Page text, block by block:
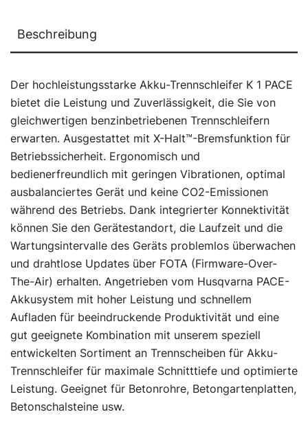
Beschreibung
Der hochleistungsstarke Akku-Trennschleifer K 1 PACE
bietet die Leistung und Zuverlässigkeit, die Sie von
gleichwertigen benzinbetriebenen Trennschleifern
erwarten. Ausgestattet mit X-Halt™-Bremsfunktion für
Betriebssicherheit. Ergonomisch und
bedienerfreundlich mit geringen Vibrationen, optimal
ausbalanciertes Gerät und keine CO2-Emissionen
während des Betriebs. Dank integrierter Konnektivität
können Sie den Gerätestandort, die Laufzeit und die
Wartungsintervalle des Geräts problemlos überwachen
und drahtlose Updates über FOTA (Firmware-Over-
The-Air) erhalten. Angetrieben vom Husqvarna PACE-
Akkusystem mit hoher Leistung und schnellem
Aufladen für beeindruckende Produktivität und eine
gut geeignete Kombination mit unserem speziell
entwickelten Sortiment an Trennscheiben für Akku-
Trennschleifer für maximale Schnitttiefe und optimierte
Leistung. Geeignet für Betonrohre, Betongartenplatten,
Betonschalsteine usw.